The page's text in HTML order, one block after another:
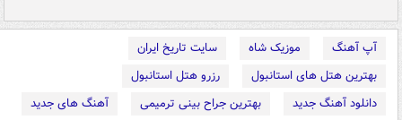
آپ آهنگ موزیک شاه
سایت تاریخ ایران
بهترین هتل های استانبول
رزرو هتل استانبول
دانلود آهنگ جدید
بهترین جراح بینی ترمیمی
آهنگ های جدید